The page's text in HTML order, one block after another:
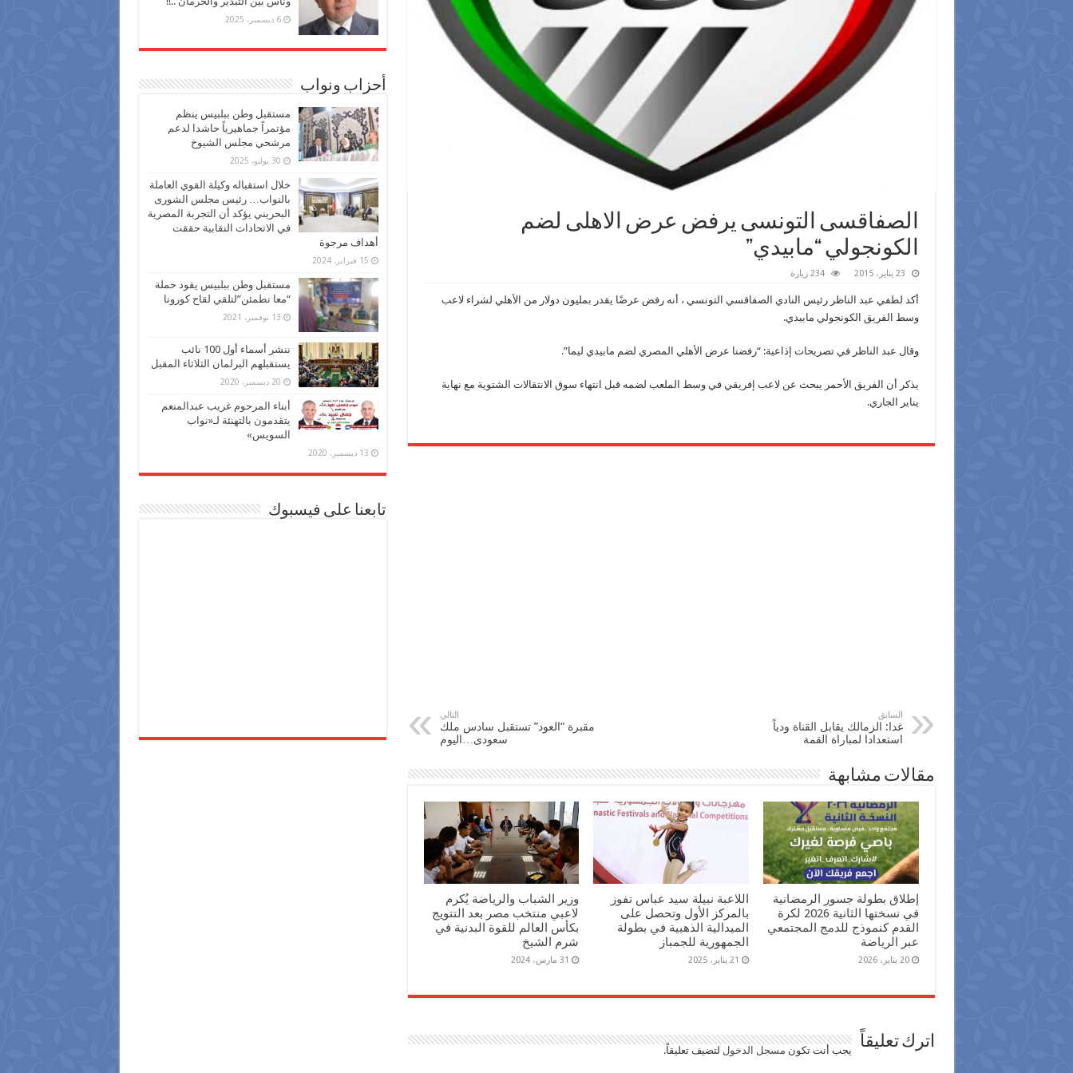
الصفاقسى التونسى يرفض عرض الاهلى لضم
الكونجولي “مابيدي”
23 يناير، 2015 234 زيارة
أكد لطفي عبد الناظر رئيس النادي الصفاقسي التونسي ، أنه رفض عرضًا يقدر بمليون دولار من الأهلي لشراء لاعب
وسط الفريق الكونجولي مابيدي.
وقال عبد الناظر في تصريحات إذاعية: “رفضنا عرض الأهلي المصري لضم مابيدي ليما”.
يذكر أن الفريق الأحمر يبحث عن لاعب إفريقي في وسط الملعب لضمه قبل انتهاء سوق الانتقالات الشتوية مع نهاية
يناير الجاري.
السابق
غدا: الزمالك يقابل القناة ودياً
استعدادا لمباراة القمة
التالي
مقبرة “العود” تستقبل سادس ملك
سعودى…اليوم
مقالات مشابهة
إطلاق بطولة جسور الرمضانية
في نسختها الثانية 2026 لكرة
القدم كنموذج للدمج المجتمعي
عبر الرياضة
20 يناير، 2026
اللاعبة نبيلة سيد عباس تفوز
بالمركز الأول وتحصل على
الميدالية الذهبية في بطولة
الجمهورية للجمباز
21 يناير، 2025
وزير الشباب والرياضة يُكرم
لاعبي منتخب مصر بعد التتويج
بكأس العالم للقوة البدنية في
شرم الشيخ
31 مارس، 2024
اترك تعليقاً يجب أنت تكون مسجل الدخول لتضيف تعليقاً.
6 ديسمبر، 2025
أحزاب ونواب
مستقبل وطن ببلبيس ينظم
مؤتمراً جماهيرياً حاشدا لدعم
مرشحي مجلس الشيوخ
30 يوليو، 2025
خلال استقباله وكيلة القوي العاملة
بالنواب… رئيس مجلس الشورى
البحريني يؤكد أن التجربة المصرية
في الاتحادات النقابية حققت
أهداف مرجوة
15 فبراير، 2024
مستقبل وطن ببلبيس يقود حملة
“معا نطمئن”لتلقي لقاح كورونا
13 نوفمبر، 2021
ننشر أسماء أول 100 نائب
يستقبلهم البرلمان الثلاثاء المقبل
20 ديسمبر، 2020
أبناء المرحوم غريب عبدالمنعم
يتقدمون بالتهنئة لـ«نواب
السويس»
13 ديسمبر، 2020
تابعنا على فيسبوك